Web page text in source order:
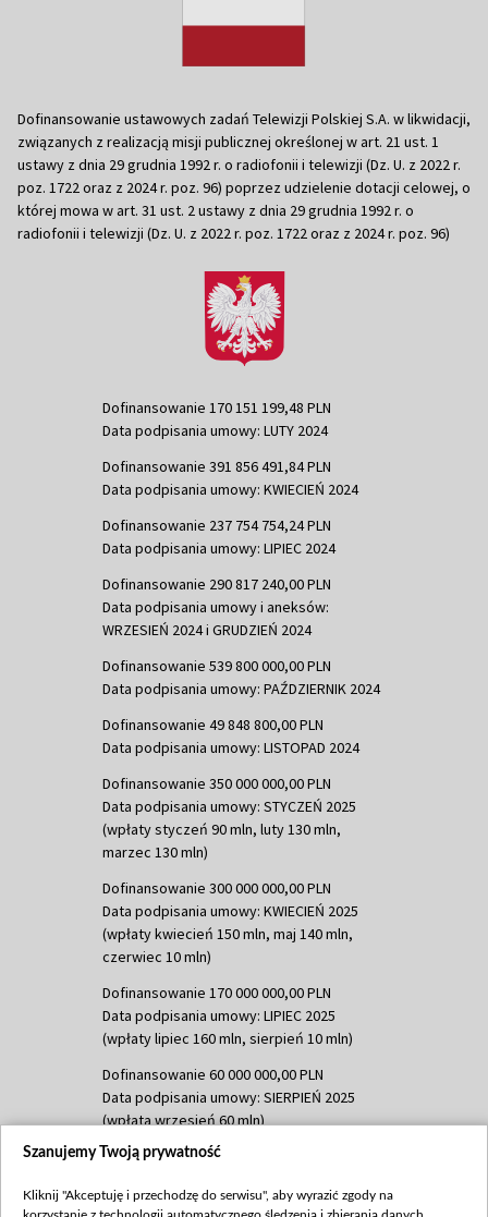
Dofinansowanie ustawowych zadań Telewizji Polskiej S.A. w likwidacji,
związanych z realizacją misji publicznej określonej w art. 21 ust. 1
ustawy z dnia 29 grudnia 1992 r. o radiofonii i telewizji (Dz. U. z 2022 r.
poz. 1722 oraz z 2024 r. poz. 96) poprzez udzielenie dotacji celowej, o
której mowa w art. 31 ust. 2 ustawy z dnia 29 grudnia 1992 r. o
radiofonii i telewizji (Dz. U. z 2022 r. poz. 1722 oraz z 2024 r. poz. 96)
Dofinansowanie 170 151 199,48 PLN
Data podpisania umowy: LUTY 2024
Dofinansowanie 391 856 491,84 PLN
Data podpisania umowy: KWIECIEŃ 2024
Dofinansowanie 237 754 754,24 PLN
Data podpisania umowy: LIPIEC 2024
Dofinansowanie 290 817 240,00 PLN
Data podpisania umowy i aneksów:
WRZESIEŃ 2024 i GRUDZIEŃ 2024
Dofinansowanie 539 800 000,00 PLN
Data podpisania umowy: PAŹDZIERNIK 2024
Dofinansowanie 49 848 800,00 PLN
Data podpisania umowy: LISTOPAD 2024
Dofinansowanie 350 000 000,00 PLN
Data podpisania umowy: STYCZEŃ 2025
(wpłaty styczeń 90 mln, luty 130 mln,
marzec 130 mln)
Dofinansowanie 300 000 000,00 PLN
Data podpisania umowy: KWIECIEŃ 2025
(wpłaty kwiecień 150 mln, maj 140 mln,
czerwiec 10 mln)
Dofinansowanie 170 000 000,00 PLN
Data podpisania umowy: LIPIEC 2025
(wpłaty lipiec 160 mln, sierpień 10 mln)
Dofinansowanie 60 000 000,00 PLN
Data podpisania umowy: SIERPIEŃ 2025
(wpłata wrzesień 60 mln)
Dofinansowanie 635 783 051,21 PLN
(wpłata wrzesień 100 mln, październik 350
Szanujemy Twoją prywatność
Kliknij "Akceptuję i przechodzę do serwisu", aby wyrazić zgody na